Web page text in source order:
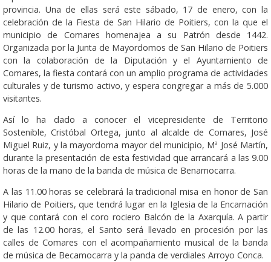
provincia. Una de ellas será este sábado, 17 de enero, con la
celebración de la Fiesta de San Hilario de Poitiers, con la que el
municipio de Comares homenajea a su Patrón desde 1442.
Organizada por la Junta de Mayordomos de San Hilario de Poitiers
con la colaboración de la Diputación y el Ayuntamiento de
Comares, la fiesta contará con un amplio programa de actividades
culturales y de turismo activo, y espera congregar a más de 5.000
visitantes.
Así lo ha dado a conocer el vicepresidente de Territorio
Sostenible, Cristóbal Ortega, junto al alcalde de Comares, José
Miguel Ruiz, y la mayordoma mayor del municipio, Mª José Martín,
durante la presentación de esta festividad que arrancará a las 9.00
horas de la mano de la banda de música de Benamocarra.
A las 11.00 horas se celebrará la tradicional misa en honor de San
Hilario de Poitiers, que tendrá lugar en la Iglesia de la Encarnación
y que contará con el coro rociero Balcón de la Axarquía. A partir
de las 12.00 horas, el Santo será llevado en procesión por las
calles de Comares con el acompañamiento musical de la banda
de música de Becamocarra y la panda de verdiales Arroyo Conca.